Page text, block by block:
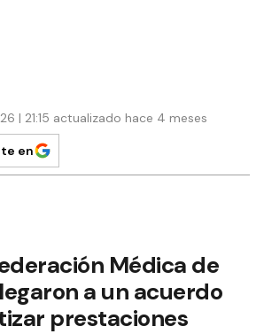
| 21:15 actualizado hace 4 meses
en
Médica de
a un acuerdo
prestaciones